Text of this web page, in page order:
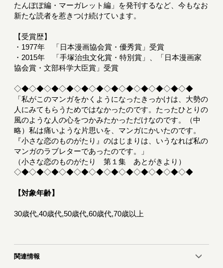
たんぽぽ編・マーガレット編」を発刊するなど、今もなお
新たな読者を惹きつけ続けています。
【受賞歴】
・1977年 「日本漫画協会賞・優秀賞」受賞
・2015年 「手塚治虫文化賞・特別賞」、「日本漫画家
協会賞・文部科学大臣賞」受賞
◇◆◇◆◇◆◇◆◇◆◇◆◇◆◇◆◇◆◇◆◇◆◇◆
「私がこのマンガをかくようになったきっかけは、大勢の
人にみてもらうためではなかったのです。たったひとりの
風のような人の心をつかみたかっただけなのです。（中
略）私は痛いような片思いを、マンガにかいたのです。
『小さな恋のものがたり』のはじまりは、いうなれば私の
マンガのラブレターであったのです。」
（小さな恋のものがたり 第１集 あとがきより）
◇◆◇◆◇◆◇◆◇◆◇◆◇◆◇◆◇◆◇◆◇◆◇◆
【対象年齢】
30歳代,40歳代,50歳代,60歳代,70歳以上
関連情報